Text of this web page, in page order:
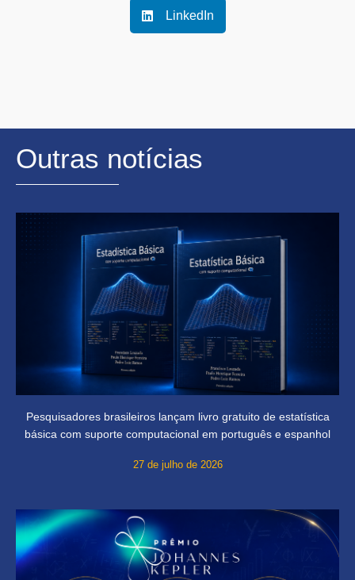
LinkedIn
Outras notícias
Pesquisadores brasileiros lançam livro gratuito de estatística
básica com suporte computacional em português e espanhol
27 de julho de 2026